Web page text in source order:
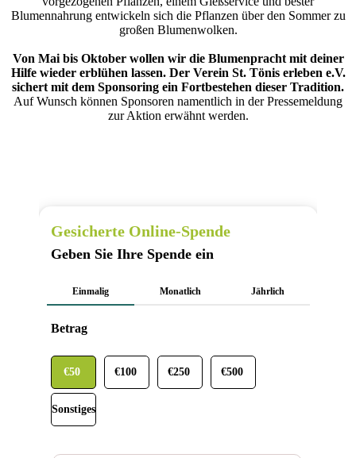
Blumennahrung entwickeln sich die Pflanzen über den Sommer zu
großen Blumenwolken.
Von Mai bis Oktober wollen wir die Blumenpracht mit deiner
Hilfe wieder erblühen lassen. Der Verein St. Tönis erleben e.V.
sichert mit dem Sponsoring ein Fortbestehen dieser Tradition.
Auf Wunsch können Sponsoren namentlich in der Pressemeldung
zur Aktion erwähnt werden.